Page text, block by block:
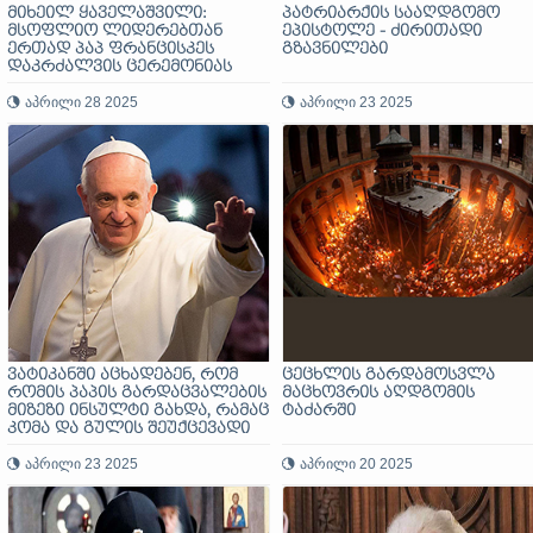
მიხეილ ყაველაშვილი:
მსოფლიო ლიდერებთან
ერთად პაპ ფრანცისკეს
დაკრძალვის ცერემონიას
აპრილი 28 2025
პატრიარქის სააღდგომო
ეპისტოლე - ძირითადი
გზავნილები
აპრილი 23 2025
ვატიკანში აცხადებენ, რომ
რომის პაპის გარდაცვალების
მიზეზი ინსულტი გახდა, რამაც
კომა და გულის შეუქცევადი
აპრილი 23 2025
ცეცხლის გარდამოსვლა
მაცხოვრის აღდგომის
ტაძარში
აპრილი 20 2025